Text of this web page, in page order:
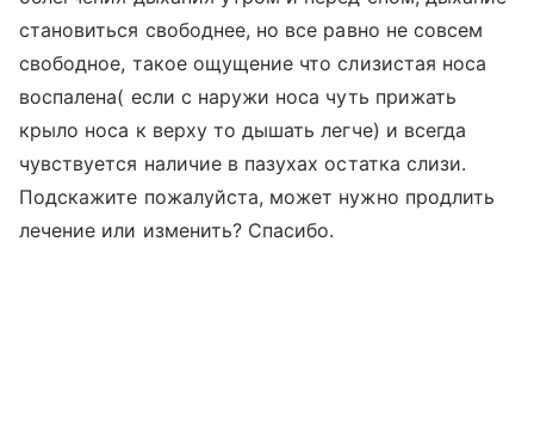
становиться свободнее, но все равно не совсем
свободное, такое ощущение что слизистая носа
воспалена( если с наружи носа чуть прижать
крыло носа к верху то дышать легче) и всегда
чувствуется наличие в пазухах остатка слизи.
Подскажите пожалуйста, может нужно продлить
лечение или изменить? Спасибо.